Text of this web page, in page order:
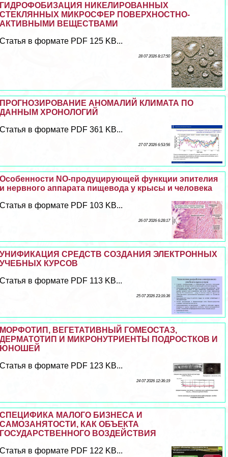
ГИДРОФОБИЗАЦИЯ НИКЕЛИРОВАННЫХ
СТЕКЛЯННЫХ МИКРОСФЕР ПОВЕРХНОСТНО-
АКТИВНЫМИ ВЕЩЕСТВАМИ
Статья в формате PDF 125 KB...
28 07 2026 8:17:50
ПРОГНОЗИРОВАНИЕ АНОМАЛИЙ КЛИМАТА ПО
ДАННЫМ ХРОНОЛОГИЙ
Статья в формате PDF 361 KB...
27 07 2026 6:53:56
Особенности NO-продуцирующей функции эпителия
и нервного аппарата пищевода у крысы и человека
Статья в формате PDF 103 KB...
26 07 2026 6:28:17
УНИФИКАЦИЯ СРЕДСТВ СОЗДАНИЯ ЭЛЕКТРОННЫХ
УЧЕБНЫХ КУРСОВ
Статья в формате PDF 113 KB...
25 07 2026 23:16:36
МОРФОТИП, ВЕГЕТАТИВНЫЙ ГОМЕОСТАЗ,
ДЕРМАТОТИП И МИКРОНУТРИЕНТЫ ПОДРОСТКОВ И
ЮНОШЕЙ
Статья в формате PDF 123 KB...
24 07 2026 12:36:19
СПЕЦИФИКА МАЛОГО БИЗНЕСА И
САМОЗАНЯТОСТИ, КАК ОБЪЕКТА
ГОСУДАРСТВЕННОГО ВОЗДЕЙСТВИЯ
Статья в формате PDF 122 KB...